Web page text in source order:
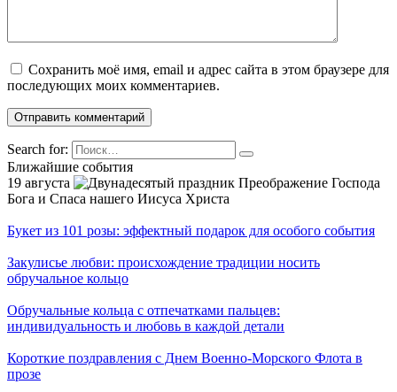
Сохранить моё имя, email и адрес сайта в этом браузере для
последующих моих комментариев.
Search for:
Ближайшие события
19 августа
Преображение Господа
Бога и Спаса нашего Иисуса Христа
Букет из 101 розы: эффектный подарок для особого события
Закулисье любви: происхождение традиции носить
обручальное кольцо
Обручальные кольца с отпечатками пальцев:
индивидуальность и любовь в каждой детали
Короткие поздравления с Днем Военно-Морского Флота в
прозе